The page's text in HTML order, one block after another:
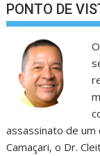
PONTO DE
assassinato de um
Camaçari, o Dr.